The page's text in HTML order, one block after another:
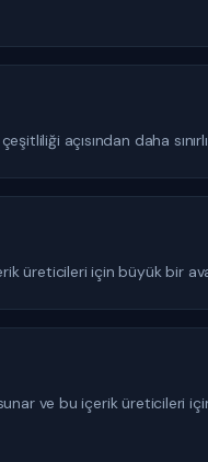
açısından daha
üreticileri için büyük bir
ve bu içerik üreticileri